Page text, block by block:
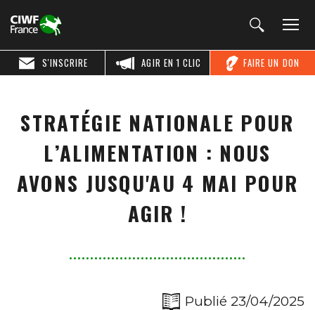
FAIRE UN DON
AGIR EN 1 CLIC
S'INSCRIRE
STRATÉGIE NATIONALE POUR
L’ALIMENTATION : NOUS
AVONS JUSQU'AU 4 MAI POUR
AGIR !
Publié 23/04/2025